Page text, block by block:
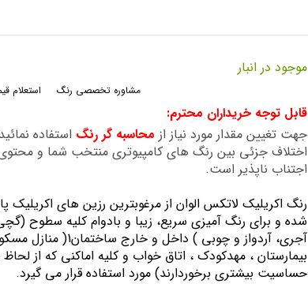
موجود در انبار
استعلام مشاوره تخصصی رنگ
قابل توجه خریداران محترم:
جهت تغیین مقدار مورد نیاز از محاسبه گر رنگ استفاده
اختلاف جزئی بین رنگ های کامپیوتری منتخب شما و
اجتناب ناپذیر است.
رنگ اكريليك لاتكس الوان از مرغوبترين رزين هاي اكريليك
شده و برای رنگ آمیزی سریع، زیبا و بادوام کلیه سطوح
آجری، آردواز و چوبی ) داخل و خارج
بيمارستان ، مهدكودك ، اتاق خواب و كليه اماكني كه از
حساسيت بيشتري برخوردارند) مورد استفاده قرار می گیرد.